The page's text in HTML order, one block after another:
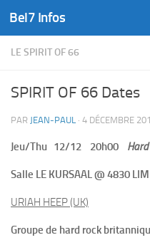
Skip to content
Bel7 Infos
LE SPIRIT OF 66
SPIRIT OF 66 Dates
PAR JEAN-PAUL · 4 DÉCEMBRE
Jeu/Thu 12/12 20h00 Hard
Salle LE KURSAAL @ 4830
URIAH HEEP(UK)
Groupe de hard rock